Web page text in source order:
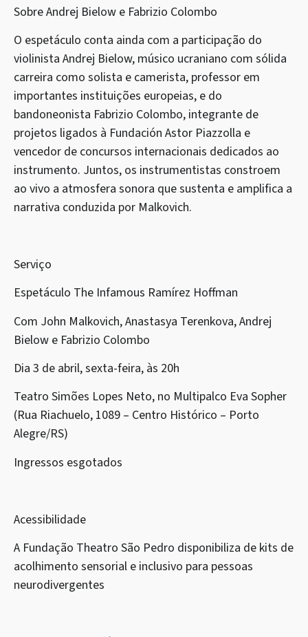
Sobre Andrej Bielow e Fabrizio Colombo
O espetáculo conta ainda com a participação do
violinista Andrej Bielow, músico ucraniano com sólida
carreira como solista e camerista, professor em
importantes instituições europeias, e do
bandoneonista Fabrizio Colombo, integrante de
projetos ligados à Fundación Astor Piazzolla e
vencedor de concursos internacionais dedicados ao
instrumento. Juntos, os instrumentistas constroem
ao vivo a atmosfera sonora que sustenta e amplifica a
narrativa conduzida por Malkovich.
Serviço
Espetáculo The Infamous Ramírez Hoffman
Com John Malkovich, Anastasya Terenkova, Andrej
Bielow e Fabrizio Colombo
Dia 3 de abril, sexta-feira, às 20h
Teatro Simões Lopes Neto, no Multipalco Eva Sopher
(Rua Riachuelo, 1089 – Centro Histórico – Porto
Alegre/RS)
Ingressos esgotados
Acessibilidade
A Fundação Theatro São Pedro disponibiliza de kits de
acolhimento sensorial e inclusivo para pessoas
neurodivergentes